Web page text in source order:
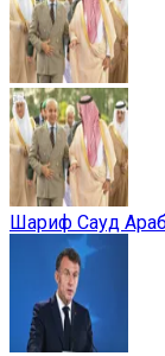
Шариф Сауд